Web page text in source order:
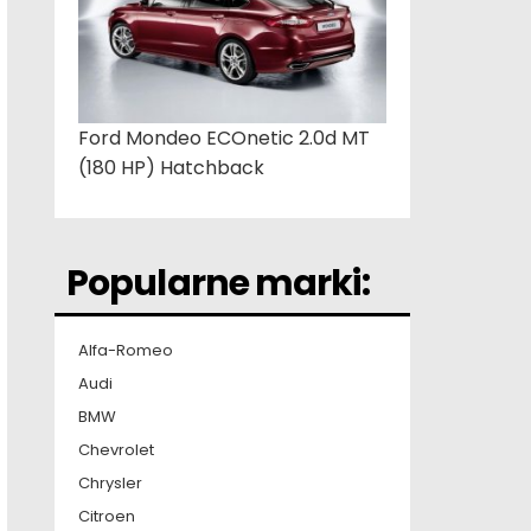
Ford Mondeo ECOnetic 2.0d MT
(180 HP) Hatchback
Popularne marki:
Alfa-Romeo
Audi
BMW
Chevrolet
Chrysler
Citroen